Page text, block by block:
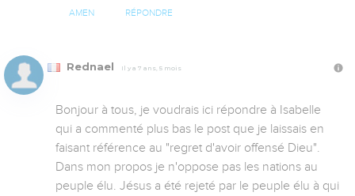
AMEN RÉPONDRE
Rednael Il y a 7 ans, 5 mois
Bonjour à tous, je voudrais ici répondre à Isabelle
qui a commenté plus bas le post que je laissais en
faisant référence au "regret d'avoir offensé Dieu".
Dans mon propos je n'oppose pas les nations au
peuple élu. Jésus a été rejeté par le peuple élu à qui